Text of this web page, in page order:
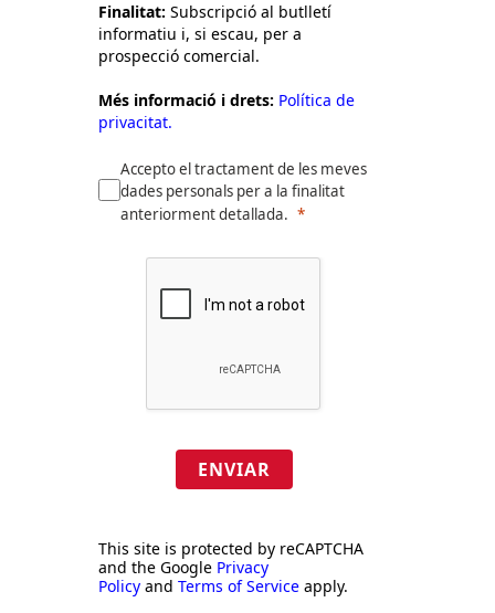
Finalitat: Subscripció al butlletí
informatiu i, si escau, per a
prospecció comercial.
Més informació i drets: Política de
privacitat.
Accepto el tractament de les meves
dades personals per a la finalitat
anteriorment detallada.
ENVIAR
This site is protected by reCAPTCHA
and the Google Privacy
Policy and Terms of Service apply.